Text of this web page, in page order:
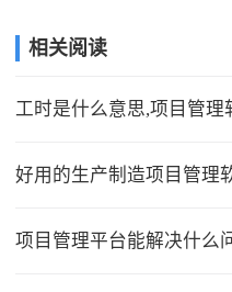
相关阅读
工时是什么意思,项目管理
好用的生产制造项目管理
项目管理平台能解决什么